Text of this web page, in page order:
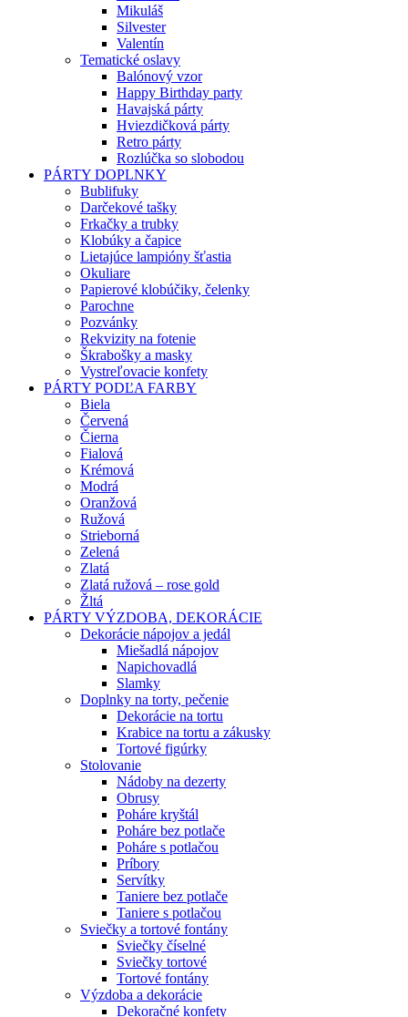
Mikuláš
Silvester
Valentín
Tematické oslavy
Balónový vzor
Happy Birthday party
Havajská párty
Hviezdičková párty
Retro párty
Rozlúčka so slobodou
PÁRTY DOPLNKY
Bublifuky
Darčekové tašky
Frkačky a trubky
Klobúky a čapice
Lietajúce lampióny šťastia
Okuliare
Papierové klobúčiky, čelenky
Parochne
Pozvánky
Rekvizity na fotenie
Škrabošky a masky
Vystreľovacie konfety
PÁRTY PODĽA FARBY
Biela
Červená
Čierna
Fialová
Krémová
Modrá
Oranžová
Ružová
Strieborná
Zelená
Zlatá
Zlatá ružová – rose gold
Žltá
PÁRTY VÝZDOBA, DEKORÁCIE
Dekorácie nápojov a jedál
Miešadlá nápojov
Napichovadlá
Slamky
Doplnky na torty, pečenie
Dekorácie na tortu
Krabice na tortu a zákusky
Tortové figúrky
Stolovanie
Nádoby na dezerty
Obrusy
Poháre kryštál
Poháre bez potlače
Poháre s potlačou
Príbory
Servítky
Taniere bez potlače
Taniere s potlačou
Sviečky a tortové fontány
Sviečky číselné
Sviečky tortové
Tortové fontány
Výzdoba a dekorácie
Dekoračné konfety